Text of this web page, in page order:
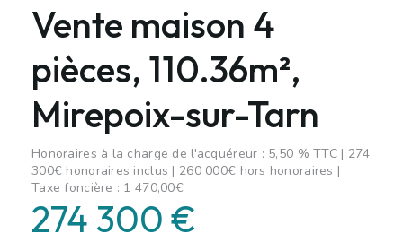
Vente maison 4
pièces, 110.36m²,
Mirepoix-sur-Tarn
Honoraires à la charge de l'acquéreur : 5,50 % TTC | 274
300€ honoraires inclus | 260 000€ hors honoraires |
Taxe foncière : 1 470,00€
274 300 €